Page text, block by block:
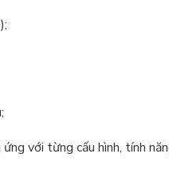
với từng cấu hình, tính